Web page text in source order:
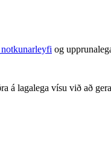
notkunarleyfi og
á lagalega vísu við að